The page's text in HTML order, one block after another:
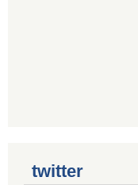
twitter